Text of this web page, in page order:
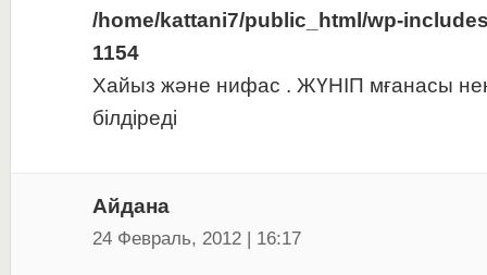
/home/kattani7/public_html/wp-
1154
Хайыз және нифас . ЖҮНІП мғанасы
білдіреді
Айдана
24 Февраль, 2012 | 16:17